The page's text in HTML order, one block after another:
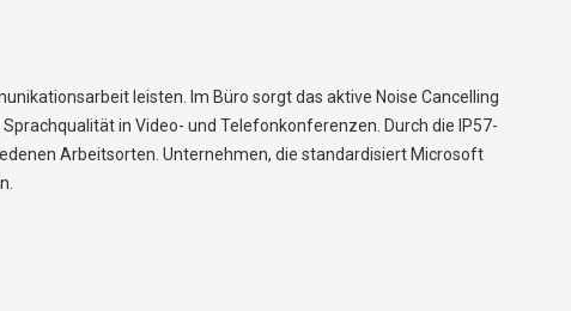
leisten. Im Büro sorgt das aktive Noise Cancelling
in Video- und Telefonkonferenzen. Durch die IP57-
Arbeitsorten. Unternehmen, die standardisiert Microsoft